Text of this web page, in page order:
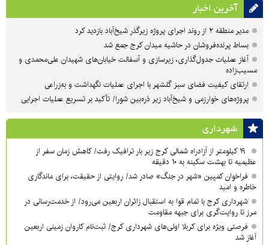
آخرین اخبار
مدیر منطقه ۲ از روند اجرای پروژه زیرگذر شیخ‌آباد بازدید کرد
بساط پرنده‌فروشان در حاشیه میدان کرج جمع شد
آغاز عملیات جدول‌گذاری، زیرسازی و آسفالت خیابان‌های شهیدان علی‌محمدی و
مسیب‌زاده
ارتقای کیفیت فضای سبز گلشهر با اجرای عملیات نگهداشت و به‌زراعی
پروژه‌های خوارزمی و شیخ‌آباد زیر ذره‌بین شورا/ تأکید بر تسریع عملیات اجرایی
شهرداری
۱۹ کیلومتر از آزادراه شمالی کرج زیر بار ترافیک رفت/ کاهش زمان سفر از
عظیمیه تا بهشت سکینه به ۱۰ دقیقه
فراخوان کمپین «شهر در جنگ» صادر شد/ روایتی از حقیقت، برای ماندگاری
خاطره و امید
شهرداری کرج با تمام قوا به استقبال زائران اربعین می‌رود/ از خدمت‌رسانی در
مرز تا روایت‌گری برای جبهه مقاومت
فرصتی ویژه برای کربلا اولی‌های شهرداری کرج/ ثبت‌نام کاروان زمینی اربعین
آغاز شد